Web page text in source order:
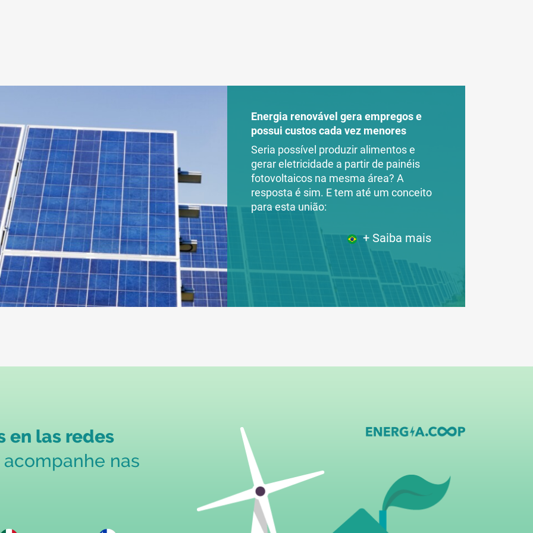
Energia renovável gera empregos e
possui custos cada vez menores
Seria possível produzir alimentos e
gerar eletricidade a partir de painéis
fotovoltaicos na mesma área? A
resposta é sim. E tem até um conceito
para esta união:
+ Saiba mais
en las redes
nas